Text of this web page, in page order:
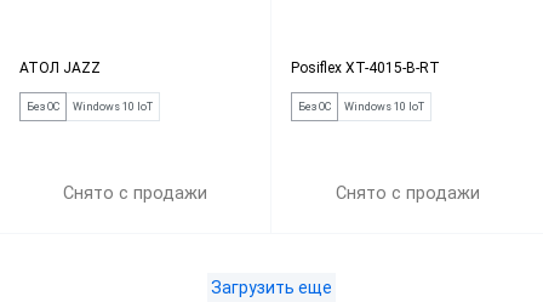
АТОЛ JAZZ
Без ОС Windows 10 IoT
Снято с продажи
Posiflex XT-4015-B-RT
Без ОС Windows 10 IoT
Снято с продажи
Загрузить еще